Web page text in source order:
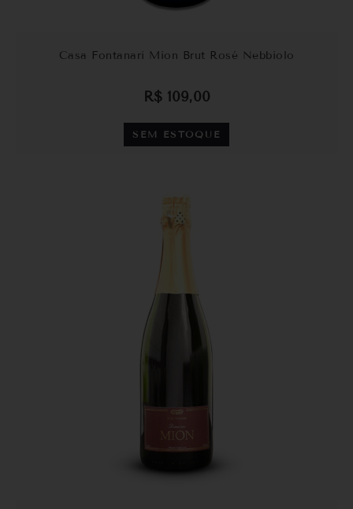
Casa Fontanari Mion Brut Rosé Nebbiolo
R$109,00
SEM ESTOQUE